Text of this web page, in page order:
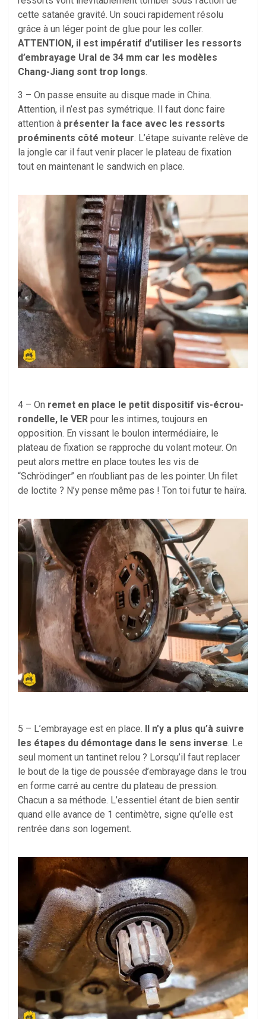
cette satanée gravité. Un souci rapidement résolu
grâce à un léger point de glue pour les coller.
ATTENTION, il est impératif d’utiliser les ressorts
d’embrayage Ural de 34 mm car les modèles
Chang-Jiang sont trop longs.
3 – On passe ensuite au disque made in China.
Attention, il n’est pas symétrique. Il faut donc faire
attention à présenter la face avec les ressorts
proéminents côté moteur. L’étape suivante relève de
la jongle car il faut venir placer le plateau de fixation
tout en maintenant le sandwich en place.
4 – On remet en place le petit dispositif vis-écrou-
rondelle, le VER pour les intimes, toujours en
opposition. En vissant le boulon intermédiaire, le
plateau de fixation se rapproche du volant moteur. On
peut alors mettre en place toutes les vis de
“Schrödinger” en n’oubliant pas de les pointer. Un filet
de loctite ? N’y pense même pas ! Ton toi futur te haïra.
5 – L’embrayage est en place. Il n’y a plus qu’à suivre
les étapes du démontage dans le sens inverse. Le
seul moment un tantinet relou ? Lorsqu’il faut replacer
le bout de la tige de poussée d’embrayage dans le trou
en forme carré au centre du plateau de pression.
Chacun a sa méthode. L’essentiel étant de bien sentir
quand elle avance de 1 centimètre, signe qu’elle est
rentrée dans son logement.